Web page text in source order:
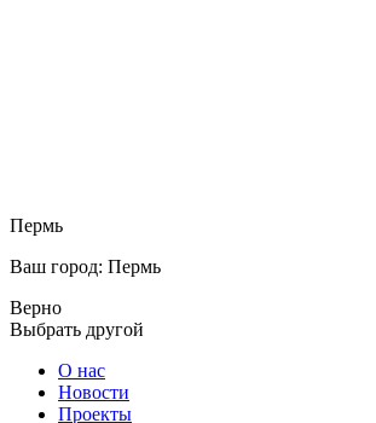
Пермь
Ваш город: Пермь
Верно
Выбрать другой
О нас
Новости
Проекты